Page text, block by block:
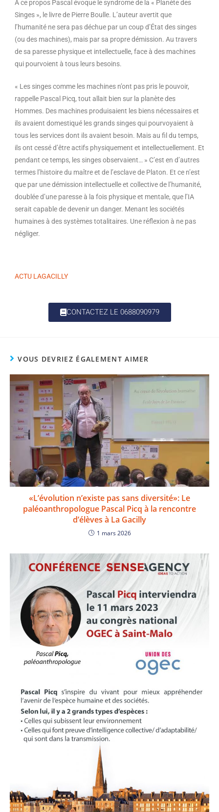
À ce propos Pascal évoque le syndrome de la « Planète des
Singes », le livre de Pierre Boulle. L’auteur avertit que
l’humanité ne sera pas déchue par un coup d’État des singes
(ou des machines), mais par sa propre démission. Au travers
de sa paresse physique et intellectuelle, face à des machines
qui pourvoient à tous leurs besoins.
« Les singes comme les machines n’ont pas pris le pouvoir,
rappelle Pascal Picq, tout allait bien sur la planète des
Hommes. Des machines produisaient les biens nécessaires et
ils avaient domestiqué les grands singes qui pourvoyaient à
tous les services dont ils avaient besoin. Mais au fil du temps,
ils ont cessé d’être actifs physiquement et intellectuellement. Et
pendant ce temps, les singes observaient… » C’est en d’autres
termes l’histoire du maître et de l’esclave de Platon. Et ce n’est
que par une démission intellectuelle et collective de l’humanité,
doublée d’une paresse à la fois physique et mentale, que l’IA
serait capable de devenir un danger. Menant les sociétés
humaines à des systèmes totalitaires. Une réflexion à ne pas
négliger.
ACTU LAGACILLY
CONTACTEZ LE 0688090979
VOUS DEVRIEZ ÉGALEMENT AIMER
«L’évolution n’existe pas sans diversité»: Le
paléoanthropologue Pascal Picq à la rencontre
d’élèves à La Gacilly
1 mars 2026